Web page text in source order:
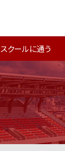
スクールに通う